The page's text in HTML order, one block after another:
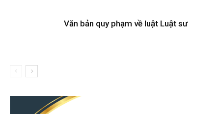
Văn bản quy phạm về luật Luật sư